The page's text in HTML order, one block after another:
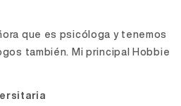
que es psicóloga y tenemos
también. Mi principal Hobbie